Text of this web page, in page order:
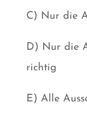
C) Nur die
D) Nur die
richtig
E) Alle